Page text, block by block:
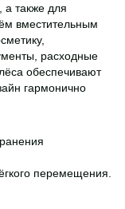
а также для
вместительным
расходные
обеспечивают
гармонично
перемещения.